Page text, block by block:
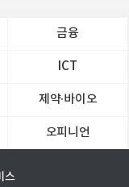
금융
ICT
제약∙바이오
오피니언
스